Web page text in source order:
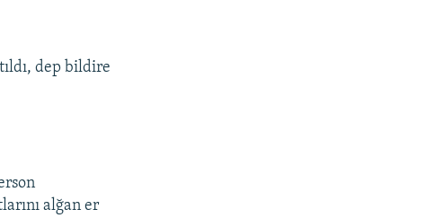
dep bildire
alğan er